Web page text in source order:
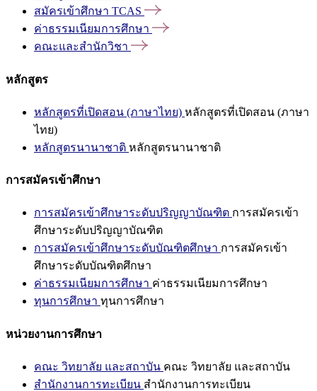
สมัครเข้าศึกษา TCAS
ค่าธรรมเนียมการศึกษา
คณะและสำนักวิชา
หลักสูตร
หลักสูตรที่เปิดสอน (ภาษาไทย) หลักสูตรที่เปิดสอน (ภาษา
ไทย)
หลักสูตรนานาชาติ หลักสูตรนานาชาติ
การสมัครเข้าศึกษา
การสมัครเข้าศึกษาระดับปริญญาบัณฑิต การสมัครเข้า
ศึกษาระดับปริญญาบัณฑิต
การสมัครเข้าศึกษาระดับบัณฑิตศึกษา การสมัครเข้า
ศึกษาระดับบัณฑิตศึกษา
ค่าธรรมเนียมการศึกษา ค่าธรรมเนียมการศึกษา
ทุนการศึกษา ทุนการศึกษา
หน่วยงานการศึกษา
คณะ วิทยาลัย และสถาบัน คณะ วิทยาลัย และสถาบัน
สำนักงานการทะเบียน สำนักงานการทะเบียน